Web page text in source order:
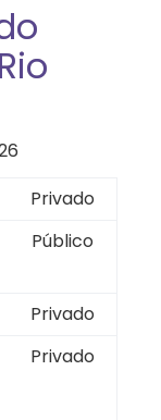
Privado
Público
Privado
Privado